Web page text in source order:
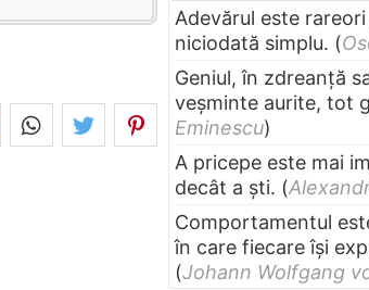
Adevărul este
niciodată simplu. (
Geniul, în zdreanţă
veşminte aurite, tot
Eminescu)
A pricepe este mai
decât a ști. (
Comportamentul
în care fiecare își
(Johann Wolfgang